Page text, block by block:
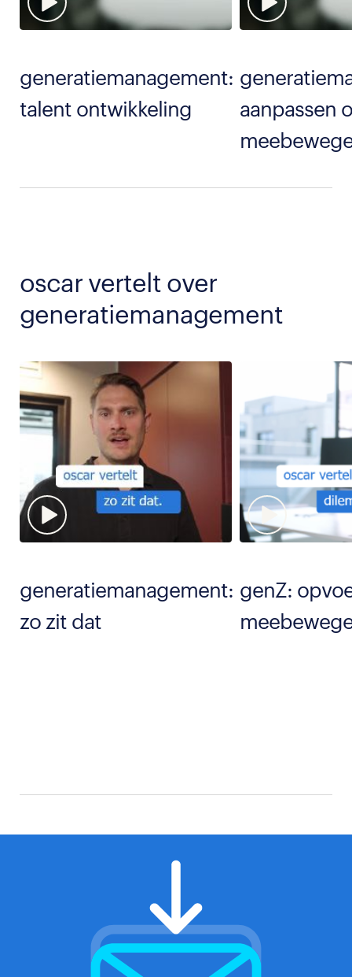
generatiemanagement:
talent ontwikkeling
aanpassen
oscar vertelt over
generatiemanagement
generatiemanagement:
zo zit dat
genZ: